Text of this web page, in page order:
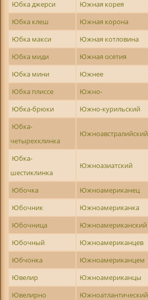
Юбка джерси
Южная корея
Юбка клеш
Южная корона
Юбка макси
Южная котловина
Юбка миди
Южная осетия
Юбка мини
Южнее
Юбка плиссе
Южно-
Юбка-брюки
Южно-курильский
Юбка-
четырехклинка
Южноавстралийский
Юбка-
шестиклинка
Южноазиатский
Юбочка Южноамериканец
Юбочник
Южноамериканка
Юбочница
Южноамериканский
Юбочный
Южноамериканцев
Юбчонка
Южноамериканцем
Ювелир
Южноамериканцы
Ювелирно
Южноатлантический